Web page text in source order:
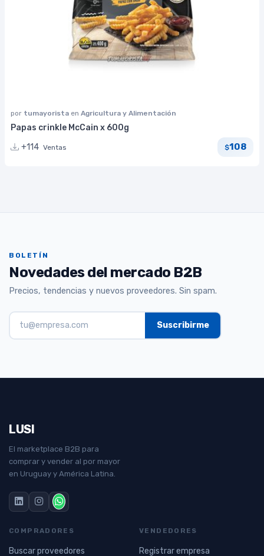
por tumayorista en Agricultura y Alimentación
Papas crinkle McCain x 600g
+114 Ventas $108
BOLETÍN
Novedades del mercado B2B
Precios, tendencias y nuevos proveedores. Sin spam.
LUSI
El marketplace B2B para
comprar y vender al por mayor
en Uruguay y América Latina.
COMPRADORES
Buscar proveedores
VENDEDORES
Registrar empresa